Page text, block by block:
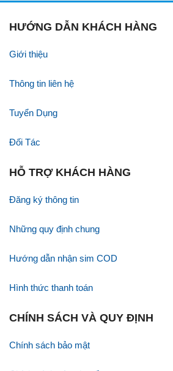
HƯỚNG DẪN KHÁCH HÀNG
Giới thiệu
Thông tin liên hệ
Tuyển Dụng
Đối Tác
HỖ TRỢ KHÁCH HÀNG
Đăng ký thông tin
Những quy định chung
Hướng dẫn nhận sim COD
Hình thức thanh toán
CHÍNH SÁCH VÀ QUY ĐỊNH
Chính sách bảo mật